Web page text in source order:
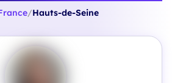
/Hauts-de-Seine